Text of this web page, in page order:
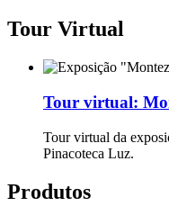
Tour Virtual
Tour virtual:
Tour virtual da
Pinacoteca Luz.
Produtos